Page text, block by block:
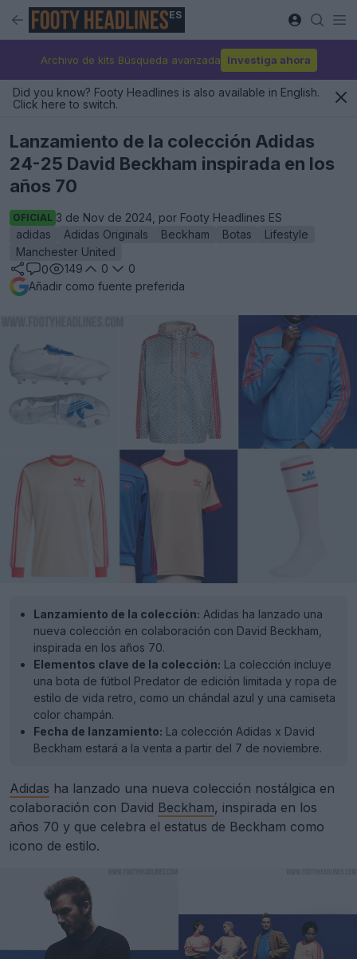
ES
Archivo de kits Búsqueda avanzada Investiga ahora
Did you know? Footy Headlines is also available in English.
Click here to switch.
Lanzamiento de la colección Adidas
24-25 David Beckham inspirada en los
años 70
OFICIAL 3 de Nov de 2024, por Footy Headlines ES
adidas
Adidas Originals Beckham Botas
Lifestyle
Manchester United
0
149 0
0
Añadir como fuente preferida
Lanzamiento de la colección: Adidas ha lanzado una
nueva colección en colaboración con David Beckham,
inspirada en los años 70.
Elementos clave de la colección: La colección incluye
una bota de fútbol Predator de edición limitada y ropa de
estilo de vida retro, como un chándal azul y una camiseta
color champán.
Fecha de lanzamiento: La colección Adidas x David
Beckham estará a la venta a partir del 7 de noviembre.
Adidas ha lanzado una nueva colección nostálgica en
colaboración con David Beckham, inspirada en los
años 70 y que celebra el estatus de Beckham como
icono de estilo.